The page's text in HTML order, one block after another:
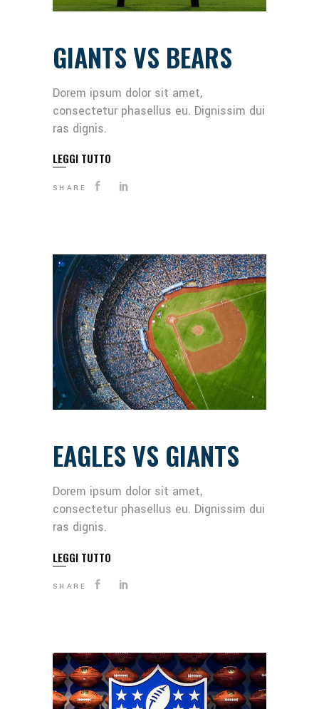
GIANTS VS BEARS
Dorem ipsum dolor sit amet,
consectetur phasellus eu. Dignissim dui
ras dignis.
LEGGI TUTTO
SHARE
EAGLES VS GIANTS
Dorem ipsum dolor sit amet,
consectetur phasellus eu. Dignissim dui
ras dignis.
LEGGI TUTTO
SHARE